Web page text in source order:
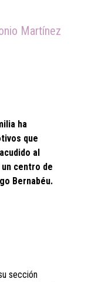
Martínez
ha
que
al
centro de
Bernabéu.
sección